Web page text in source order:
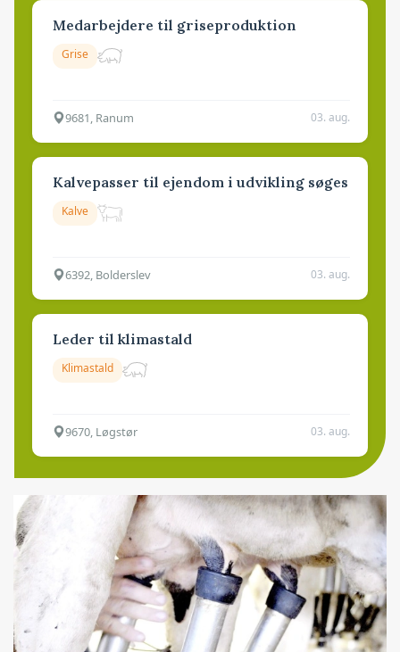
Medarbejdere til griseproduktion
Grise
9681, Ranum 03. aug.
Kalvepasser til ejendom i udvikling søges
Kalve
6392, Bolderslev 03. aug.
Leder til klimastald
Klimastald
9670, Løgstør 03. aug.